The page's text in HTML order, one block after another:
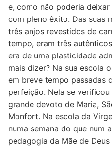
e, como não poderia
com pleno êxito. Das suas
três anjos revestidos de
tempo, eram três
era de uma plasticidade
mais dizer? Na sua escola
em breve tempo passadas
perfeição. Nela se
grande devoto de Maria,
Monfort. Na escola da
numa semana do que num
pedagogia da Mãe de